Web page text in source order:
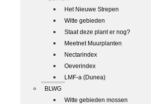
Het Nieuwe Strepen
Witte gebieden
Staat deze plant er nog?
Meetnet Muurplanten
Nectarindex
Oeverindex
LMF-a (Dunea)
BLWG
Witte gebieden mossen